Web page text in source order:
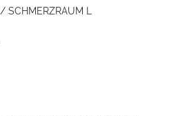
/ SCHMERZRAUM L